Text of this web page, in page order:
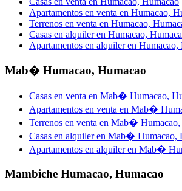
Apartamentos en venta en Humacao,
Terrenos en venta en Humacao,
Casas en alquiler en Humacao,
Apartamentos en alquiler en Humacao,
Mab� Humacao, Humacao
Casas en venta en Mab� Humacao,
Apartamentos en venta en Mab�
Terrenos en venta en Mab�
Casas en alquiler en Mab� Humacao,
Apartamentos en alquiler en Mab�
Mambiche Humacao, Humacao